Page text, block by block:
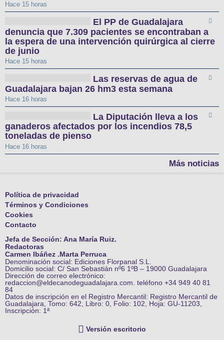
Hace 15 horas
El PP de Guadalajara
denuncia que 7.309 pacientes se encontraban a
la espera de una intervención quirúrgica al cierre
de junio
Hace 15 horas
Las reservas de agua de
Guadalajara bajan 26 hm3 esta semana
Hace 16 horas
La Diputación lleva a los
ganaderos afectados por los incendios 78,5
toneladas de pienso
Hace 16 horas
Más noticias
Política de privacidad
Términos y Condiciones
Cookies
Contacto
Jefa de Sección: Ana María Ruiz.
Redactoras
Carmen Ibáñez .Marta Perruca
Denominación social: Ediciones Florpanal S.L.
Domicilio social: C/ San Sebastián nº6 1ºB – 19000 Guadalajara
Dirección de correo electrónico:
redaccion@eldecanodeguadalajara.com. teléfono +34 949 40 81
84
Datos de inscripción en el Registro Mercantil: Registro Mercantil de
Guadalajara, Tomo: 642, Libro: 0, Folio: 102, Hoja: GU-11203,
Inscripción: 1ª
Versión escritorio